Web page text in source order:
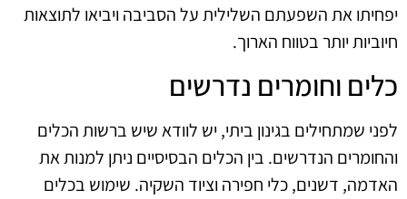
יפחיתו את השפעתם השלילית על הסביבה ויביאו לתוצאות
חיוביות יותר בטווח הארוך.
כלים וחומרים נדרשים
לפני שמתחילים בגינון ביתי, יש לוודא שיש ברשות הכלים
והחומרים הנדרשים. בין הכלים הבסיסיים ניתן למנות את
האדמה, דשנים, כלי חפירה וציוד השקיה. שימוש בכלים